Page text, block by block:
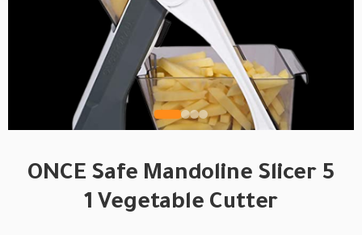
ONCE Safe Mandoline Slicer 5
1 Vegetable Cutter